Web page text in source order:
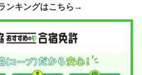
ンキングはこちら→